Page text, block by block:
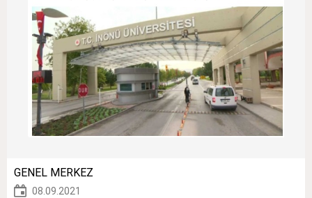
GENEL MERKEZ
08.09.2021